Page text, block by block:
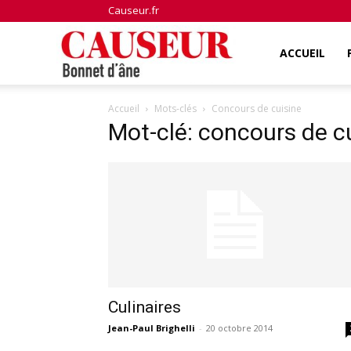
Causeur.fr
d'âne
ACCUEIL
Accueil Mots-clés Concours de cuisine
Mot-clé: concours de
Culinaires
Jean-Paul Brighelli - 20 octobre 2014